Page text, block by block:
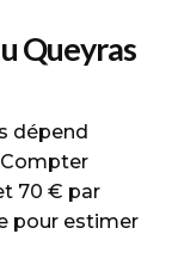
Queyras
dépend
70 € par
pour estimer